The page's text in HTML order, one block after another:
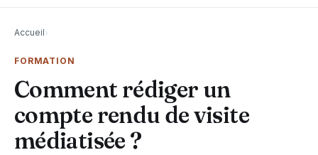
Accueil›
FORMATION
Comment rédiger un
compte rendu de visite
médiatisée ?